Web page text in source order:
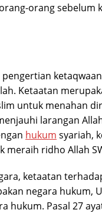
orang sebelum
Ketaatan
untuk menahan
larangan
hukum syariah,
ridho Allah
ketaatan
negara hukum,
hukum. Pasal 27